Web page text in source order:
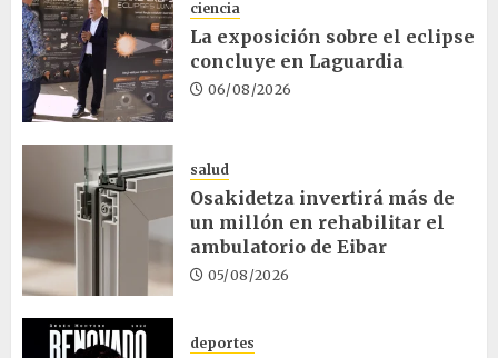
ciencia
La exposición sobre el eclipse
concluye en Laguardia
06/08/2026
salud
Osakidetza invertirá más de
un millón en rehabilitar el
ambulatorio de Eibar
05/08/2026
deportes